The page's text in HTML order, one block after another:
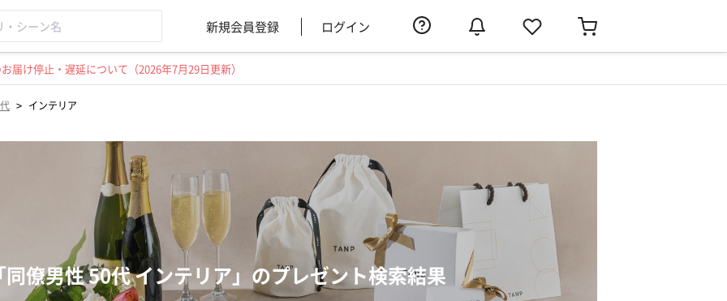
新規会員登録 ログイン
け停止・遅延について（2026年7月29日更新）
> インテリア
同僚男性 50代 インテリア」のプレゼント検索結果